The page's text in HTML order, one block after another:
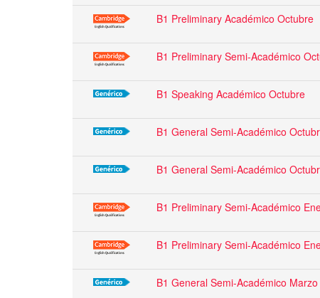
B1 Preliminary Académico Octubre
B1 Preliminary Semi-Académico
B1 Speaking Académico Octubre
B1 General Semi-Académico
B1 General Semi-Académico
B1 Preliminary Semi-Académico
B1 Preliminary Semi-Académico
B1 General Semi-Académico Marzo